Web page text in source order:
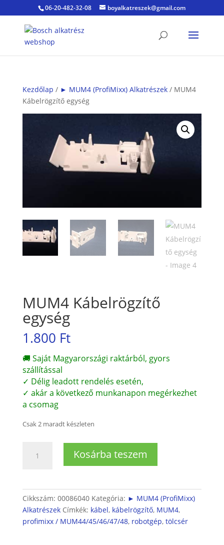
06-20-482-32-08 boyalkatreszek@gmail.com
Kezdőlap / ► MUM4 (ProfiMixx) Alkatrészek/ MUM4
Kábelrögzítő egység
MUM4 Kábelrögzítő
egység
1.800 Ft
🚚 Saját Magyarországi raktárból, gyors
szállítással
✓ Délig leadott rendelés esetén,
✓ akár a következő munkanapon megérkezhet
a csomag
Csak 2 maradt készleten
Kábelrögzítő
Kosárba teszem
Cikkszám: 00086040 Kategória: ► MUM4 (ProfiMixx)
Alkatrészek Címkék: kábel, kábelrögzítő, MUM4,
profimixx / MUM44/45/46/47/48, robotgép, tölcsér